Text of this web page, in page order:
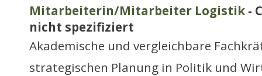
Mitarbeiterin/Mitarbeiter Logistik -
nicht spezifiziert
Akademische und vergleichbare
strategischen Planung in Politik und